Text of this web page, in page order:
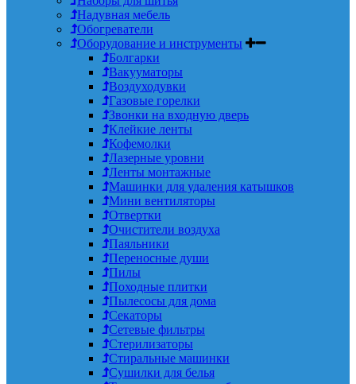
Надувная мебель
Обогреватели
Оборудование и инструменты
Болгарки
Вакууматоры
Воздуходувки
Газовые горелки
Звонки на входную дверь
Клейкие ленты
Кофемолки
Лазерные уровни
Ленты монтажные
Машинки для удаления катышков
Мини вентиляторы
Отвертки
Очистители воздуха
Паяльники
Переносные души
Пилы
Походные плитки
Пылесосы для дома
Секаторы
Сетевые фильтры
Стерилизаторы
Стиральные машинки
Сушилки для белья